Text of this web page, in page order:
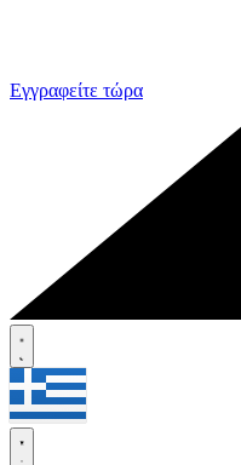
Εγγραφείτε τώρα